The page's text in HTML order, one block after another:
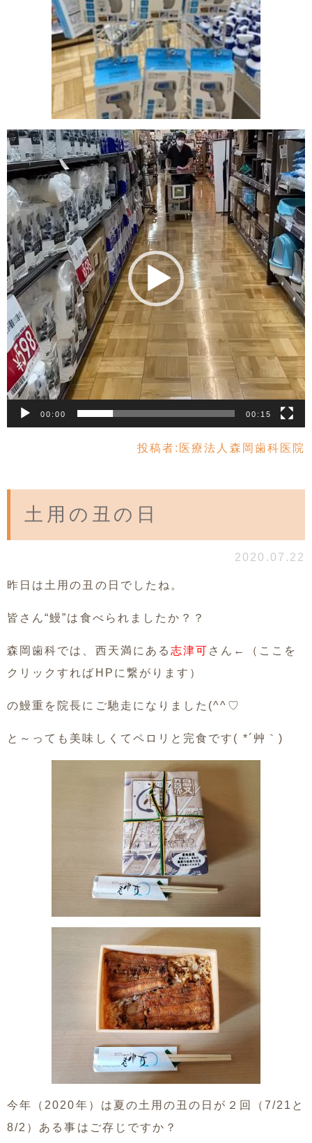
動
画
プ
レ
ー
ヤ
ー
00:00 00:15
投稿者: 医療法人森岡歯科医院
土用の丑の日
2020.07.22
昨日は土用の丑の日でしたね。
皆さん“鰻”は食べられましたか？？
森岡歯科では、西天満にある志津可 さん←（ここを
クリックすればHPに繋がります）
の鰻重を院長にご馳走になりました(^^♡
と～っても美味しくてペロリと完食です( *´艸｀)
今年（2020年）は夏の土用の丑の日が２回（7/21と
8/2）ある事はご存じですか？